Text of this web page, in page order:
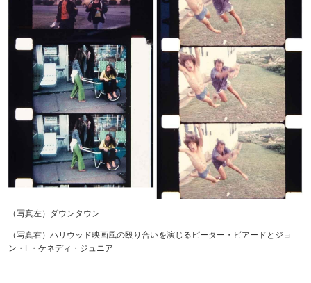
（写真左）ダウンタウン
（写真右）ハリウッド映画風の殴り合いを演じるピーター・ビアードとジョ
ン・F・ケネディ・ジュニア